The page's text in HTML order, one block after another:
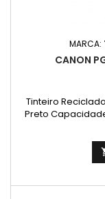
MARCA:
CANON
Tinteiro
Preto